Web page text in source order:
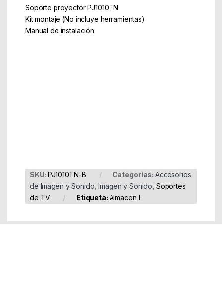
Soporte proyector PJ1010TN
Kit montaje (No incluye herramientas)
Manual de instalación
SKU: PJ1010TN-B Categorías: Accesorios
de Imagen y Sonido, Imagen y Sonido, Soportes
de TV
Etiqueta: Almacen I